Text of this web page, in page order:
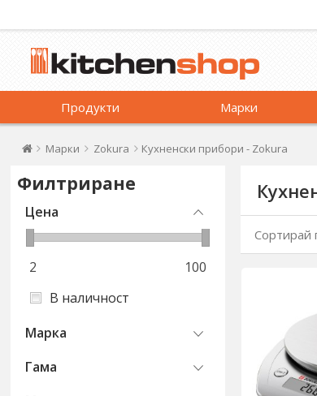
Продукти Марки
Марки Zokura Кухненски прибори - Zokura
Филтриране
Цена
2
100
В наличност
Марка
Гама
Сортирай